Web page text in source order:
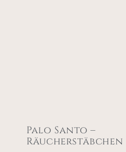
Palo Santo –
Räucherstäbchen